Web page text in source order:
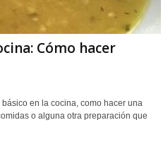
Cómo hacer
en la cocina, como hacer una
o alguna otra preparación que